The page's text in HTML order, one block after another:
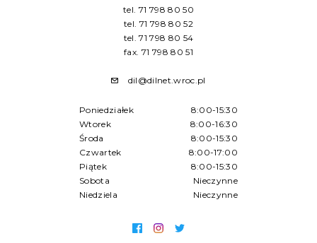
tel. 71 798 80 50
tel. 71 798 80 52
tel. 71 798 80 54
fax. 71 798 80 51
dil@dilnet.wroc.pl
Poniedziałek
8:00-15:30
Wtorek
8:00-16:30
Środa
8:00-15:30
Czwartek
8:00-17:00
Piątek
8:00-15:30
Sobota
Nieczynne
Niedziela
Nieczynne